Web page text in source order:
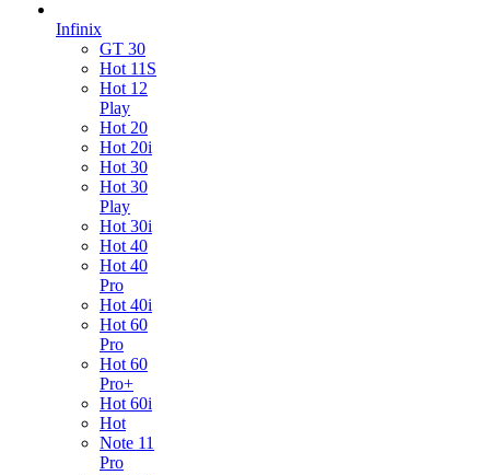
Infinix
GT 30
Hot 11S
Hot 12
Play
Hot 20
Hot 20i
Hot 30
Hot 30
Play
Hot 30i
Hot 40
Hot 40
Pro
Hot 40i
Hot 60
Pro
Hot 60
Pro+
Hot 60i
Hot
Note 11
Pro